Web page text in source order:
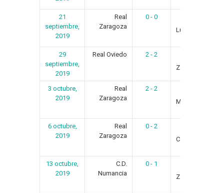
21
septiembre,
2019
Real
Zaragoza
0 - 0
Lugo
29
septiembre,
2019
Real Oviedo 2 - 2
Zaragoza
3 octubre,
2019
Real
Zaragoza
2 - 2
Málaga C.F.
6 octubre,
2019
Real
Zaragoza
0 - 2
C.F.
13 octubre,
2019
C.D.
Numancia
0 - 1
Zaragoza